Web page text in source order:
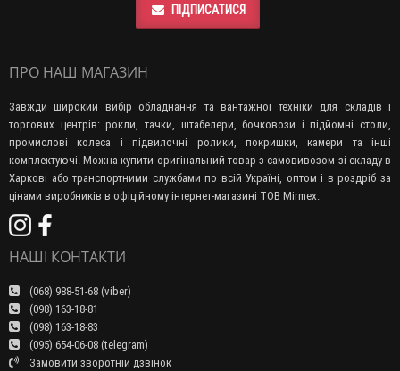
ПІДПИСАТИСЯ
ПРО НАШ МАГАЗИН
Завжди широкий вибір обладнання та вантажної техніки для складів і
торгових центрів: рокли, тачки, штабелери, бочковози і підйомні столи,
промислові колеса і підвилочні ролики, покришки, камери та інші
комплектуючі. Можна купити оригінальний товар з самовивозом зі складу в
Харкові або транспортними службами по всій Україні, оптом і в роздріб за
цінами виробників в офіційному інтернет-магазині ТОВ Mirmex.
НАШІ КОНТАКТИ
(068) 988-51-68 (viber)
(098) 163-18-81
(098) 163-18-83
(095) 654-06-08 (telegram)
Замовити зворотній дзвінок